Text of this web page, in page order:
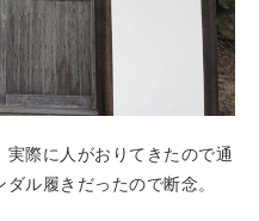
際に人がおりてきたので通
ル履きだったので断念。